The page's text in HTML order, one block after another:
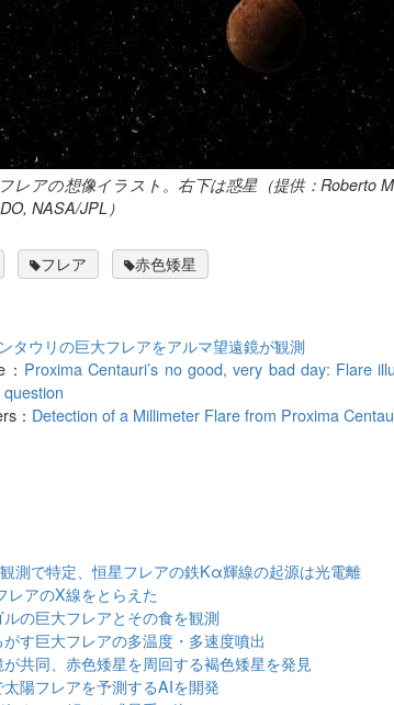
レアの想像イラスト。右下は惑星（提供：Roberto
NASA/JPL）
フレア 赤色矮星
タウリの巨大フレアをアルマ望遠鏡が観測
Proxima Centauri’s no good, very bad day: Flare
： Detection of a Millimeter Flare from Proxima
測で特定、恒星フレアの鉄Kα輝線の起源は光電離
レアのX線をとらえた
ルの巨大フレアとその食を観測
す巨大フレアの多温度・多速度噴出
共同、赤色矮星を周回する褐色矮星を発見
陽フレアを予測するAIを開発